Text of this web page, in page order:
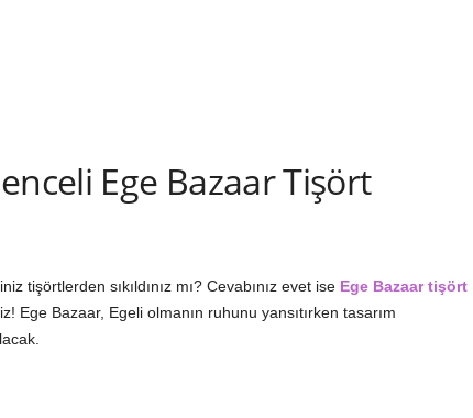
Ege Bazaar Tişört
tişörtlerden sıkıldınız mı? Cevabınız evet ise Ege Bazaar tişört
Ege Bazaar, Egeli olmanın ruhunu yansıtırken tasarım